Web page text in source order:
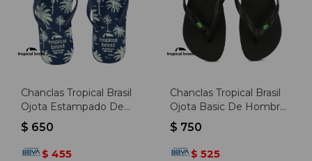
Chanclas Tropical Brasil
Ojota Estampado De
Unisex - Marino - Marino
$ 650
$ 455
Chanclas Tropical Brasil
Ojota Basic De Hombre
- Negro - Negro
$ 750
$ 525